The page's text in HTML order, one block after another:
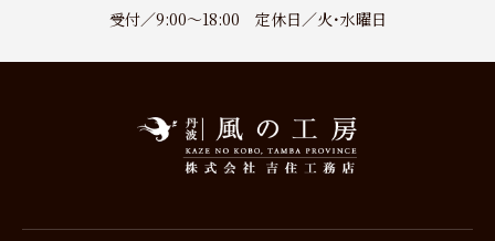
受付／9:00～18:00 定休日／火･水曜日